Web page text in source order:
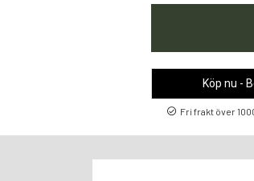
Köp nu -
Fri frakt över